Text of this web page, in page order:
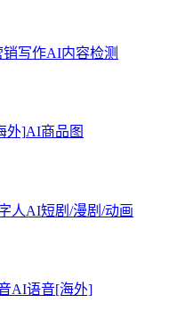
销写作AI内容检测
外]AI商品图
人AI短剧/漫剧/动画
AI语音[海外]